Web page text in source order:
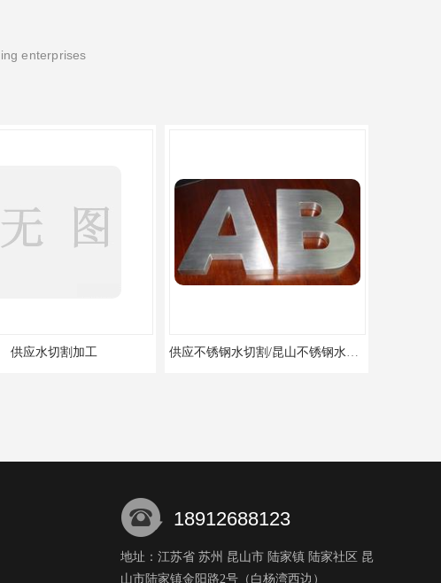
enterprises
供应水切割加工 供应不锈钢水切割/昆山不锈钢水切割加工厂/上海不锈钢水切割加工厂
18912688123
18962421459
地址：江苏省 苏州 昆山市 陆家镇 陆家社区 昆
山市陆家镇金阳路2号（白杨湾西边）